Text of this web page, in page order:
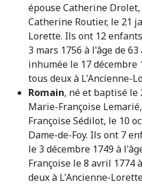
épouse Catherine
Catherine Routier, le 21
Lorette. Ils ont 12
3 mars 1756 à l'âge de
inhumée le 17 décembre
tous deux à L'Ancienne-
Romain, né et baptisé le
Marie-Françoise
Françoise Sédilot, le 10
Dame-de-Foy. Ils ont 7
le 3 décembre 1749 à
Françoise le 8 avril 1774
deux à L'Ancienne-